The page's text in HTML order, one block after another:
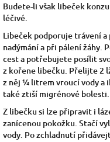
Budete-li však libeček
léčivé.
Libeček podporuje trávení a
nadýmání a při pálení žáhy.
cest a potřebujete posílit
z kořene libečku. Přelijte 2
z něj ¼ litrem vroucí vody a
také ztiší migrénové bolesti.
Z libečku si lze připravit i
zanícenou pokožku. Stačí
vody. Po zchladnutí